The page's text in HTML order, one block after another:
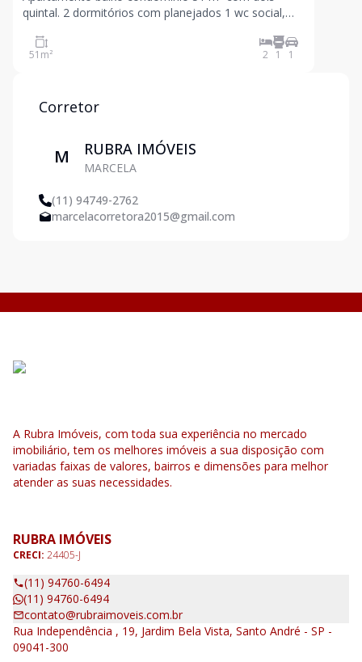
quintal. 2 dormitórios com planejados 1 wc social,
e quintal com area gourmet. 1 vaga. Agende sua
visita
51 m² 2 1 1
Corretor
M RUBRA IMÓVEIS
MARCELA
(11) 94749-2762
marcelacorretora2015@gmail.com
A Rubra Imóveis, com toda sua experiência no mercado
imobiliário, tem os melhores imóveis a sua disposição com
variadas faixas de valores, bairros e dimensões para melhor
atender as suas necessidades.
RUBRA IMÓVEIS
CRECI: 24405-J
(11) 94760-6494
(11) 94760-6494
contato@rubraimoveis.com.br
Rua Independência , 19, Jardim Bela Vista, Santo André - SP -
09041-300